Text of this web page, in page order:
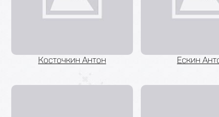
Косточкин Антон Ескин